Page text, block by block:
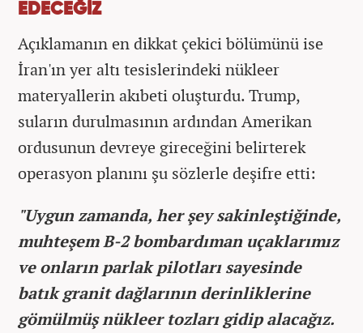
EDECEĞİZ
Açıklamanın en dikkat çekici bölümünü ise
İran'ın yer altı tesislerindeki nükleer
materyallerin akıbeti oluşturdu. Trump,
suların durulmasının ardından Amerikan
ordusunun devreye gireceğini belirterek
operasyon planını şu sözlerle deşifre etti:
"Uygun zamanda, her şey sakinleştiğinde,
muhteşem B-2 bombardıman uçaklarımız
ve onların parlak pilotları sayesinde
batık granit dağlarının derinliklerine
gömülmüş nükleer tozları gidip alacağız.